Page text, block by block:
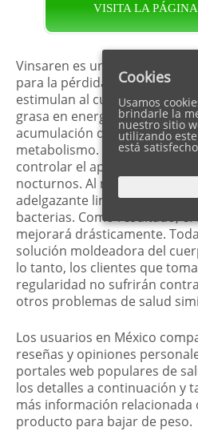
VISITA LA
Vinsaren es un suplemento
para la pérdida de peso. Las
estimulan al cuerpo a
grasa en energía. Además, el
acumulación de exceso de
metabolismo. Finalmente,
controlar el apetito
nocturnos. Al mismo tiempo,
adelgazante limpia el
bacterias. Como resultado,
mejorará drásticamente.
solución moldeadora del
lo tanto, los clientes que
regularidad no sufrirán
otros problemas de salud
Los usuarios en México
reseñas y opiniones
portales web populares de
los detalles a continuación y
más información relacionada
producto para bajar de peso.
Cookies
Usamos
brindarle la
nuestro sitio
utilizando
está